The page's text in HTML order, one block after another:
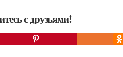
с друзьями!